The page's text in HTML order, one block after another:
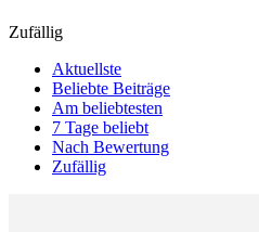
Zufällig
Aktuellste
Beliebte Beiträge
Am beliebtesten
7 Tage beliebt
Nach Bewertung
Zufällig